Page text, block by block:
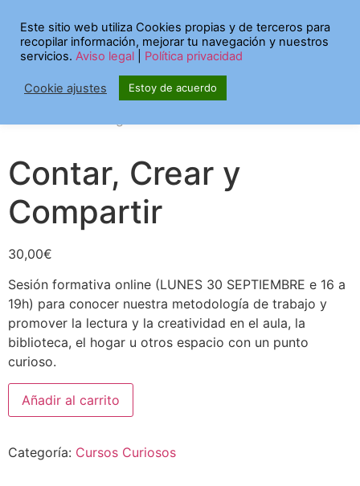
Contar, Crear y
Compartir
30,00€
Sesión formativa online (LUNES 30 SEPTIEMBRE e 16 a
19h) para conocer nuestra metodología de trabajo y
promover la lectura y la creatividad en el aula, la
biblioteca, el hogar u otros espacio con un punto
curioso.
Añadir al carrito
Categoría: Cursos Curiosos
Este sitio web utiliza Cookies propias y de terceros para
recopilar información, mejorar tu navegación y nuestros
servicios. Aviso legal Política privacidad
Cookie ajustes Estoy de acuerdo